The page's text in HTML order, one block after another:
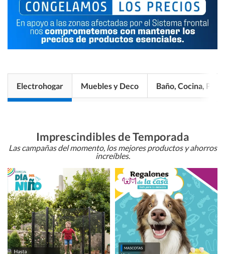
Electrohogar Muebles y Deco Baño, Cocina, Pisos
Imprescindibles de Temporada
Las campañas del momento, los mejores productos y ahorros
increíbles.